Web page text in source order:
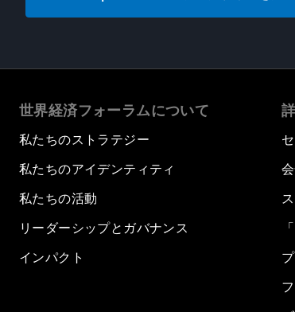
世界経済フォーラムについて
私たちのストラテジー
私たちのアイデンティティ
私たちの活動
リーダーシップとガバナンス
インパクト